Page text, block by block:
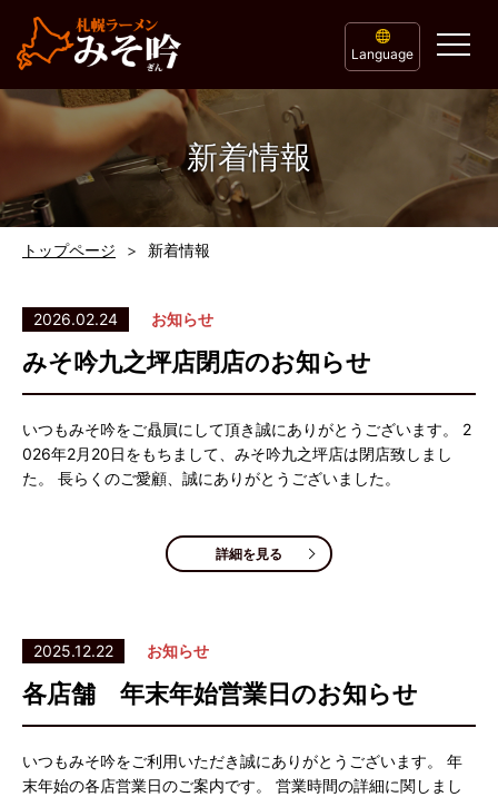
Language
新着情報
トップページ 新着情報
2026.02.24 お知らせ
みそ吟九之坪店閉店のお知らせ
いつもみそ吟をご贔屓にして頂き誠にありがとうございます。 2
026年2月20日をもちまして、みそ吟九之坪店は閉店致しまし
た。 長らくのご愛顧、誠にありがとうございました。
詳細を見る
2025.12.22 お知らせ
各店舗 年末年始営業日のお知らせ
いつもみそ吟をご利用いただき誠にありがとうございます。 年
末年始の各店営業日のご案内です。 営業時間の詳細に関しまし